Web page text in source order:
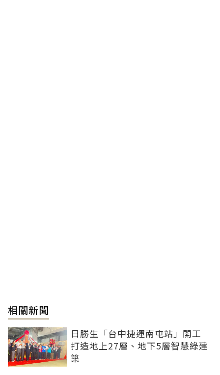
相關新聞
日勝生「台中捷運南屯站」開工
打造地上27層、地下5層智慧綠建
築